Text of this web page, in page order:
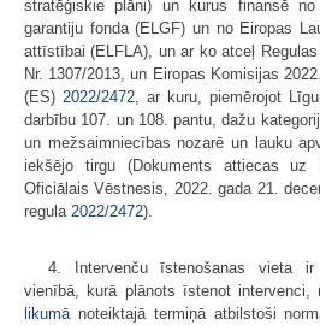
stratēģiskie plāni) un kurus finansē no
garantiju fonda (ELGF) un no Eiropas
attīstībai (ELFLA), un ar ko atceļ
Nr. 1307/2013, un Eiropas Komisijas
(ES) 2022/2472 , ar kuru, piemērojot
darbību 107. un 108. pantu, dažu
un mežsaimniecības nozarē un lauku
iekšējo tirgu (Dokuments attiecas uz
Oficiālais Vēstnesis, 2022. gada 21.
regula 2022/2472).
4. Intervenču īstenošanas vieta
vienībā, kurā plānots īstenot intervenci,
likumā noteiktajā termiņā atbilstoši